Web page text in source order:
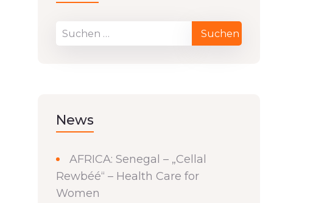
News
AFRICA: Senegal – „Cellal
Rewbéé“ – Health Care for
Women